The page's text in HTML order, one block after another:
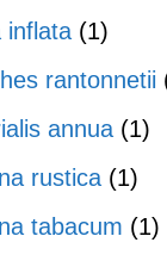
inflata (1)
rantonnetii
annua (1)
rustica (1)
tabacum (1)